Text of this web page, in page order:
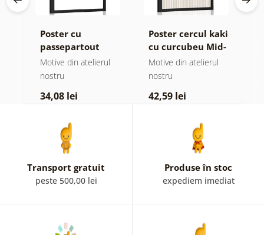
Poster cu
passepartout
inimă cu citat
Motive din atelierul
nostru
34,08 lei
Poster cercul kaki
cu curcubeu Mid-
Century
Motive din atelierul
nostru
42,59 lei
Transport gratuit
peste 500,00 lei
Produse în stoc
expediem imediat